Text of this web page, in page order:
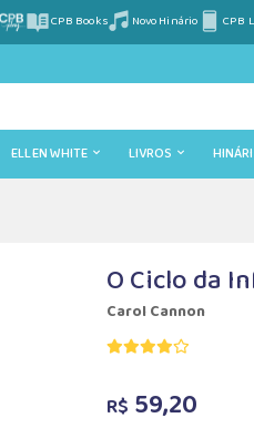
CPB Books Novo Hinário CPB
ELLEN WHITE LIVROS
O Ciclo da
Carol Cannon
R$ 59,20